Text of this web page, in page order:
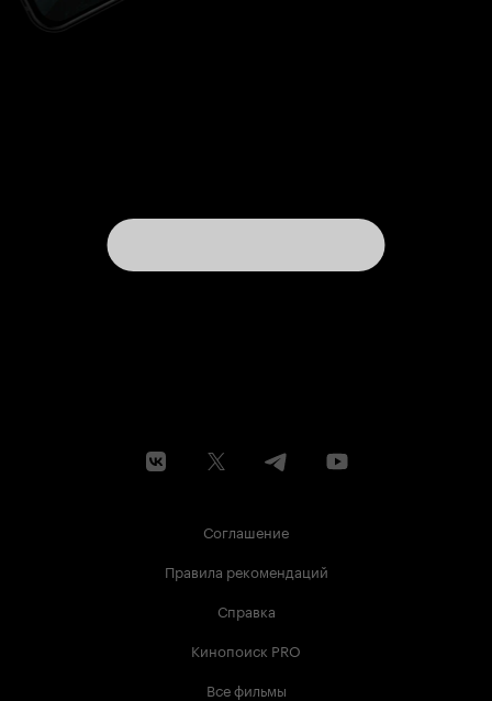
Соглашение
Правила рекомендаций
Справка
Кинопоиск PRO
Все фильмы